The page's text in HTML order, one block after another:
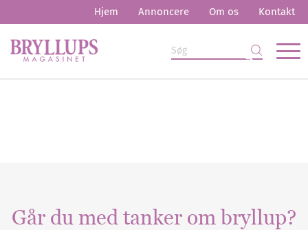
Hjem Annoncere Om os Kontakt
Går du med tanker om bryllup?